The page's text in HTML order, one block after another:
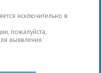
исключительно в
пожалуйста,
выявления